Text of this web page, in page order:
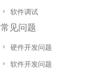
软件调试
常见问题
硬件开发问题
软件开发问题